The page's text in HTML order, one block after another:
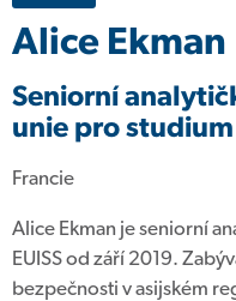
Alice Ekman
Seniorní
unie pro
Francie
Alice Ekman je seniorní
EUISS od září 2019.
bezpečnosti v asijském